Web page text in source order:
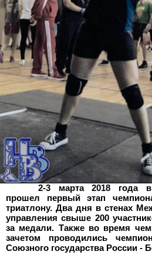
2-3 марта 2018 года в
прошел первый этап
триатлону. Два дня в стенах
управления свыше 200
за медали. Также во время
зачетом проводились
Союзного государства России -